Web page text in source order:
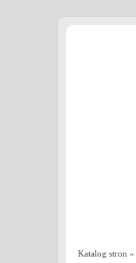
Katalog stron »